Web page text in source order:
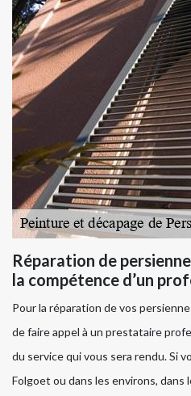
Réparation de
la compétence d’un
Pour la réparation de vos
de faire appel à un prestataire
du service qui vous sera rendu. Si
Folgoet ou dans les environs, dans